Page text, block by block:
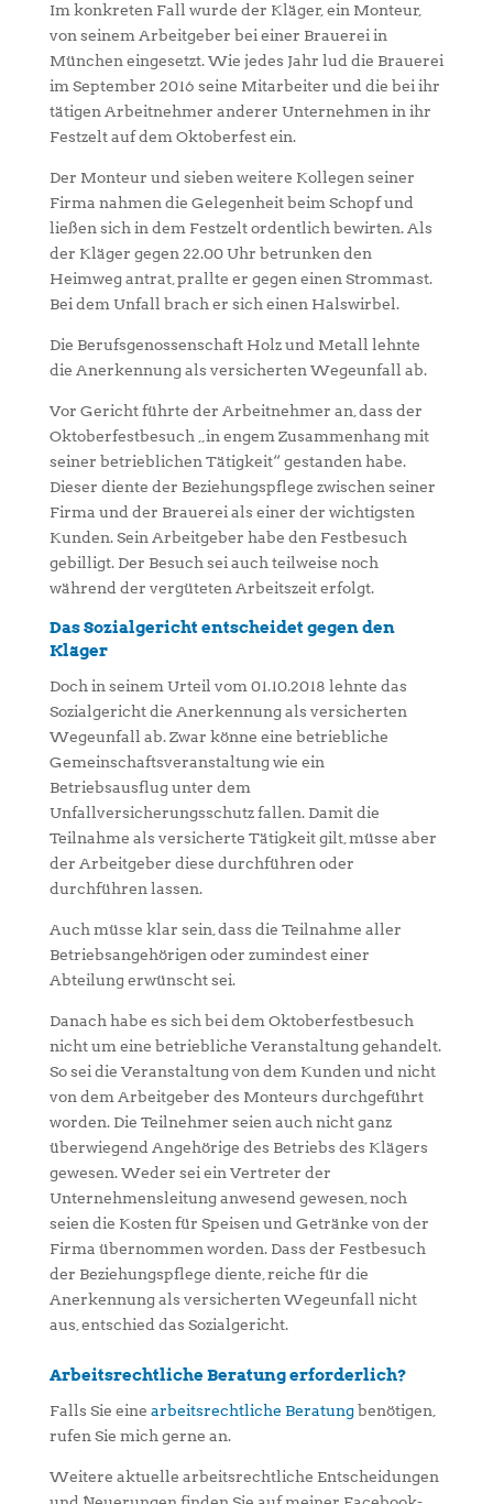
Im konkreten Fall wurde der Kläger, ein Monteur,
von seinem Arbeitgeber bei einer Brauerei in
München eingesetzt. Wie jedes Jahr lud die Brauerei
im September 2016 seine Mitarbeiter und die bei ihr
tätigen Arbeitnehmer anderer Unternehmen in ihr
Festzelt auf dem Oktoberfest ein.
Der Monteur und sieben weitere Kollegen seiner
Firma nahmen die Gelegenheit beim Schopf und
ließen sich in dem Festzelt ordentlich bewirten. Als
der Kläger gegen 22.00 Uhr betrunken den
Heimweg antrat, prallte er gegen einen Strommast.
Bei dem Unfall brach er sich einen Halswirbel.
Die Berufsgenossenschaft Holz und Metall lehnte
die Anerkennung als versicherten Wegeunfall ab.
Vor Gericht führte der Arbeitnehmer an, dass der
Oktoberfestbesuch „in engem Zusammenhang mit
seiner betrieblichen Tätigkeit“ gestanden habe.
Dieser diente der Beziehungspflege zwischen seiner
Firma und der Brauerei als einer der wichtigsten
Kunden. Sein Arbeitgeber habe den Festbesuch
gebilligt. Der Besuch sei auch teilweise noch
während der vergüteten Arbeitszeit erfolgt.
Das Sozialgericht entscheidet gegen den
Kläger
Doch in seinem Urteil vom 01.10.2018 lehnte das
Sozialgericht die Anerkennung als versicherten
Wegeunfall ab. Zwar könne eine betriebliche
Gemeinschaftsveranstaltung wie ein
Betriebsausflug unter dem
Unfallversicherungsschutz fallen. Damit die
Teilnahme als versicherte Tätigkeit gilt, müsse aber
der Arbeitgeber diese durchführen oder
durchführen lassen.
Auch müsse klar sein, dass die Teilnahme aller
Betriebsangehörigen oder zumindest einer
Abteilung erwünscht sei.
Danach habe es sich bei dem Oktoberfestbesuch
nicht um eine betriebliche Veranstaltung gehandelt.
So sei die Veranstaltung von dem Kunden und nicht
von dem Arbeitgeber des Monteurs durchgeführt
worden. Die Teilnehmer seien auch nicht ganz
überwiegend Angehörige des Betriebs des Klägers
gewesen. Weder sei ein Vertreter der
Unternehmensleitung anwesend gewesen, noch
seien die Kosten für Speisen und Getränke von der
Firma übernommen worden. Dass der Festbesuch
der Beziehungspflege diente, reiche für die
Anerkennung als versicherten Wegeunfall nicht
aus, entschied das Sozialgericht.
Arbeitsrechtliche Beratung erforderlich?
Falls Sie eine arbeitsrechtliche Beratungbenötigen,
rufen Sie mich gerne an.
Weitere aktuelle arbeitsrechtliche Entscheidungen